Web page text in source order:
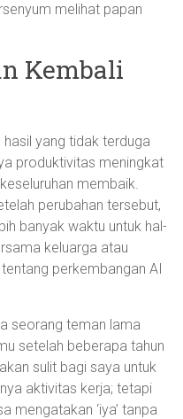
melihat papan
Kembali
hasil yang tidak terduga
produktivitas meningkat
membaik.
perubahan tersebut,
banyak waktu untuk hal-
keluarga atau
perkembangan AI
seorang teman lama
setelah beberapa tahun
sulit bagi saya untuk
aktivitas kerja; tetapi
mengatakan ‘iya’ tanpa